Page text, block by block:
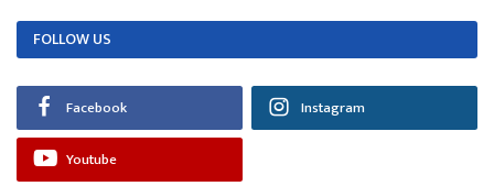
FOLLOW US
Facebook Instagram
Youtube